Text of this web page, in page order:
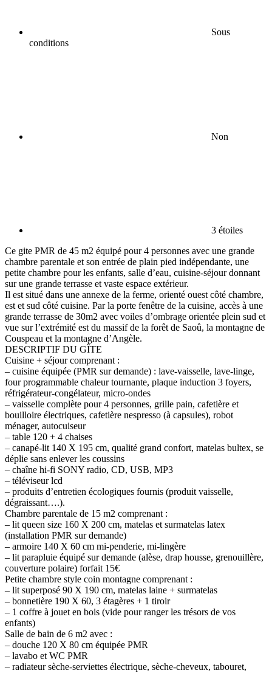
Sous
conditions
Non
3 étoiles
Ce gite PMR de 45 m2 équipé pour 4 personnes avec une grande
chambre parentale et son entrée de plain pied indépendante, une
petite chambre pour les enfants, salle d’eau, cuisine-séjour donnant
sur une grande terrasse et vaste espace extérieur.
Il est situé dans une annexe de la ferme, orienté ouest côté chambre,
est et sud côté cuisine. Par la porte fenêtre de la cuisine, accès à une
grande terrasse de 30m2 avec voiles d’ombrage orientée plein sud et
vue sur l’extrémité est du massif de la forêt de Saoû, la montagne de
Couspeau et la montagne d’Angèle.
DESCRIPTIF DU GÎTE
Cuisine + séjour comprenant :
– cuisine équipée (PMR sur demande) : lave-vaisselle, lave-linge,
four programmable chaleur tournante, plaque induction 3 foyers,
réfrigérateur-congélateur, micro-ondes
– vaisselle complète pour 4 personnes, grille pain, cafetière et
bouilloire électriques, cafetière nespresso (à capsules), robot
ménager, autocuiseur
– table 120 + 4 chaises
– canapé-lit 140 X 195 cm, qualité grand confort, matelas bultex, se
déplie sans enlever les coussins
– chaîne hi-fi SONY radio, CD, USB, MP3
– téléviseur lcd
– produits d’entretien écologiques fournis (produit vaisselle,
dégraissant….).
Chambre parentale de 15 m2 comprenant :
– lit queen size 160 X 200 cm, matelas et surmatelas latex
(installation PMR sur demande)
– armoire 140 X 60 cm mi-penderie, mi-lingère
– lit parapluie équipé sur demande (alèse, drap housse, grenouillère,
couverture polaire) forfait 15€
Petite chambre style coin montagne comprenant :
– lit superposé 90 X 190 cm, matelas laine + surmatelas
– bonnetière 190 X 60, 3 étagères + 1 tiroir
– 1 coffre à jouet en bois (vide pour ranger les trésors de vos
enfants)
Salle de bain de 6 m2 avec :
– douche 120 X 80 cm équipée PMR
– lavabo et WC PMR
– radiateur sèche-serviettes électrique, sèche-cheveux, tabouret,